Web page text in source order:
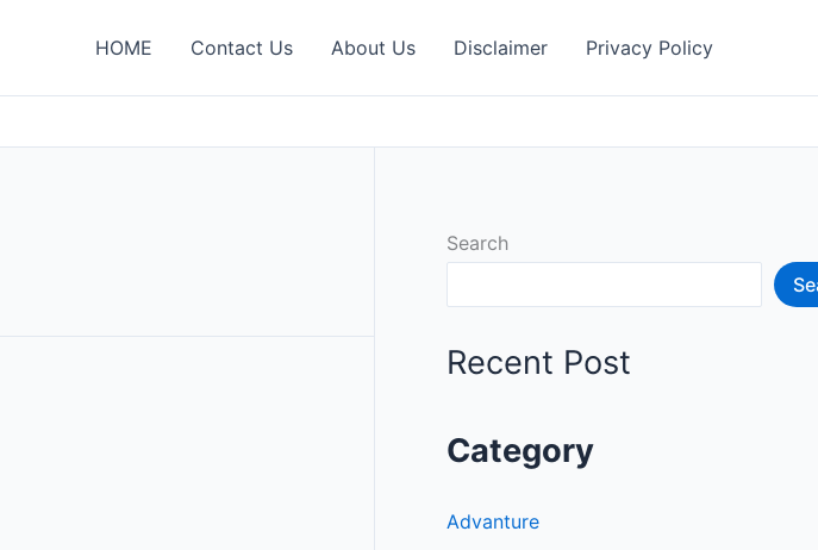
HOME Contact Us About Us Disclaimer Privacy Policy
Search
Recent Post
Category
Advanture